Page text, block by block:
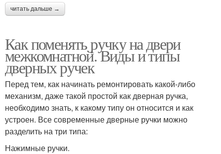
читать дальше →
Как поменять ручку на двери
межкомнатной. Виды и типы
дверных ручек
Перед тем, как начинать ремонтировать какой-либо
механизм, даже такой простой как дверная ручка,
необходимо знать, к какому типу он относится и как
устроен. Все современные дверные ручки можно
разделить на три типа:
Нажимные ручки.